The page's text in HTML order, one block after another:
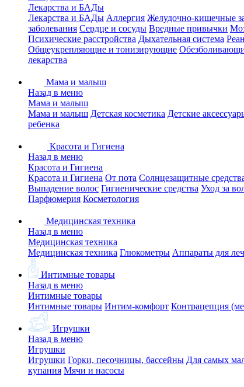
Лекарства и БАДы
Лекарства и БАДы Аллергия Желудочно-кишечные
заболевания Сердце и сосуды Вредные привычки
Психические расстройства Дыхательная система
Общеукрепляющие и тонизирующие
лекарства
Мама и малыш
Назад в меню
Мама и малыш
Мама и малыш Детская косметика Детские
ребенка
Красота и Гигиена
Назад в меню
Красота и Гигиена
Красота и Гигиена От пота Солнцезащитные
Выпадение волос Гигиенические средства Уход за
Парфюмерия Косметология
Медицинская техника
Назад в меню
Медицинская техника
Медицинская техника Глюкометры Аппараты для
Интимные товары
Назад в меню
Интимные товары
Интимные товары Интим-комфорт Контрацепция
Игрушки
Назад в меню
Игрушки
Игрушки Горки, песочницы, бассейны Для самых
купания Мячи и насосы